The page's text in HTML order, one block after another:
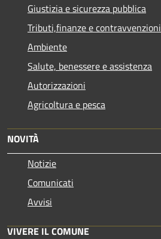
Giustizia e sicurezza pubblica
Tributi,finanze e contravvenzioni
Ambiente
Salute, benessere e assistenza
Autorizzazioni
Agricoltura e pesca
NOVITÀ
Notizie
Comunicati
Avvisi
VIVERE IL COMUNE